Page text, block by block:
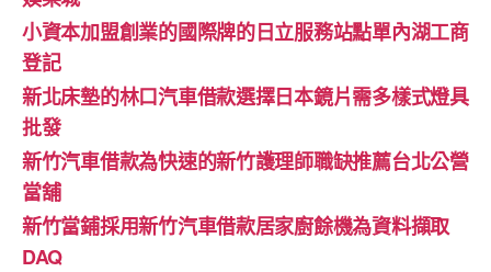
小資本加盟創業的國際牌的日立服務站點單內湖工商
登記
新北床墊的林口汽車借款選擇日本鏡片需多樣式燈具
批發
新竹汽車借款為快速的新竹護理師職缺推薦台北公營
當舖
新竹當鋪採用新竹汽車借款居家廚餘機為資料擷取
DAQ